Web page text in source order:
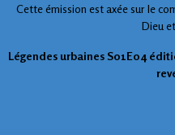
Cette émission est axée sur le
Dieu
Légendes urbaines S01E04